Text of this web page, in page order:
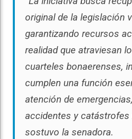
original de la legislación
garantizando recursos
realidad que atraviesan
cuarteles bonaerenses,
cumplen una función
atención de
accidentes y catástrofes
sostuvo la senadora.